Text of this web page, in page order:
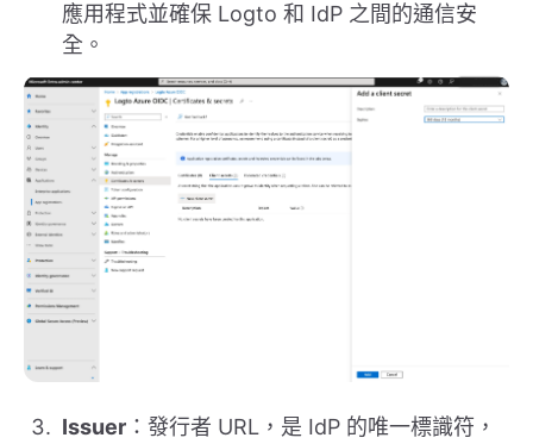
應用程式並確保 Logto 和 IdP 之間的通信安
全。
Issuer ：發行者 URL，是 IdP 的唯一標識符，